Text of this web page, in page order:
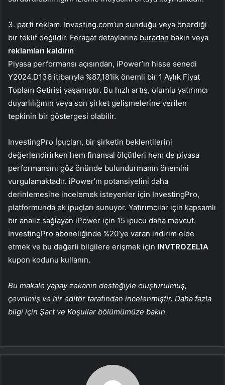
3. parti reklam. Investing.com’un sunduğu veya önerdiği
bir teklif değildir. Feragat detaylarına buradan bakın veya
reklamları kaldırın
Piyasa performansı açısından, iPower’ın hisse senedi
Y2024.D136 itibarıyla %87,18’lik önemli bir 1 Aylık Fiyat
Toplam Getirisi yaşamıştır. Bu hızlı artış, olumlu yatırımcı
duyarlılığının veya son şirket gelişmelerine verilen
tepkinin bir göstergesi olabilir.
InvestingPro İpuçları, bir şirketin beklentilerini
değerlendirirken hem finansal ölçütleri hem de piyasa
performansını göz önünde bulundurmanın önemini
vurgulamaktadır. iPower’ın potansiyelini daha
derinlemesine incelemek isteyenler için InvestingPro,
platformunda ek ipuçları sunuyor. Yatırımcılar için kapsamlı
bir analiz sağlayan iPower için 15 ipucu daha mevcut.
InvestingPro aboneliğinde %20’ye varan indirim elde
etmek ve bu değerli bilgilere erişmek için INVTROZEL1A
kupon kodunu kullanın.
Bu makale yapay zekanın desteğiyle oluşturulmuş,
çevrilmiş ve bir editör tarafından incelenmiştir. Daha fazla
bilgi için Şart ve Koşullar bölümümüze bakın.